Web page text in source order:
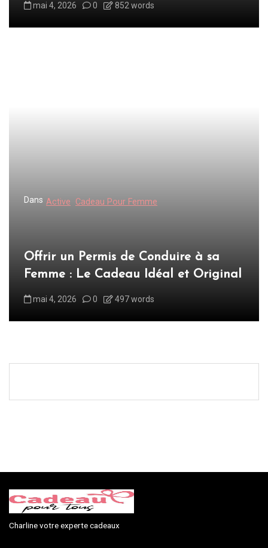
mai 4, 2026 0 852 words
Dans Active Cadeau Pour Femme
Offrir un Permis de Conduire à sa
Femme : Le Cadeau Idéal et Original
mai 4, 2026 0 497 words
Charline votre experte cadeaux